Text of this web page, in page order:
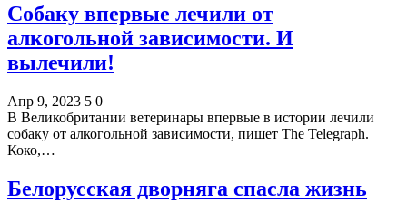
Собаку впервые лечили от
алкогольной зависимости. И
вылечили!
Апр 9, 2023 5 0
В Великобритании ветеринары впервые в истории лечили
собаку от алкогольной зависимости, пишет The Telegraph.
Коко,…
Белорусская дворняга спасла жизнь